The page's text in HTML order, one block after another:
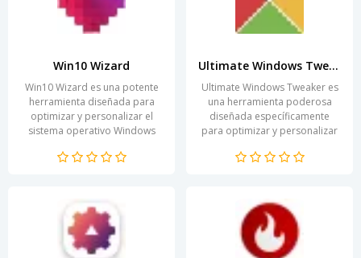
Win10 Wizard
Win10 Wizard es una potente
herramienta diseñada para
optimizar y personalizar el
sistema operativo Windows
fácil de usar,...
Ultimate Windows Tweaker (Windows 8)
Ultimate Windows Tweaker es
una herramienta poderosa
diseñada específicamente
para optimizar y personalizar
8. Con una interfaz...